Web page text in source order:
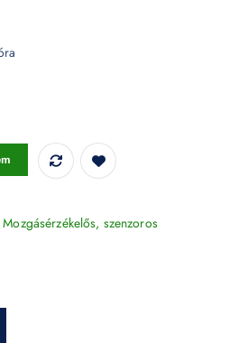
Samsung chip IP65 3000K -
Mozgásérzékelős, szenzoros